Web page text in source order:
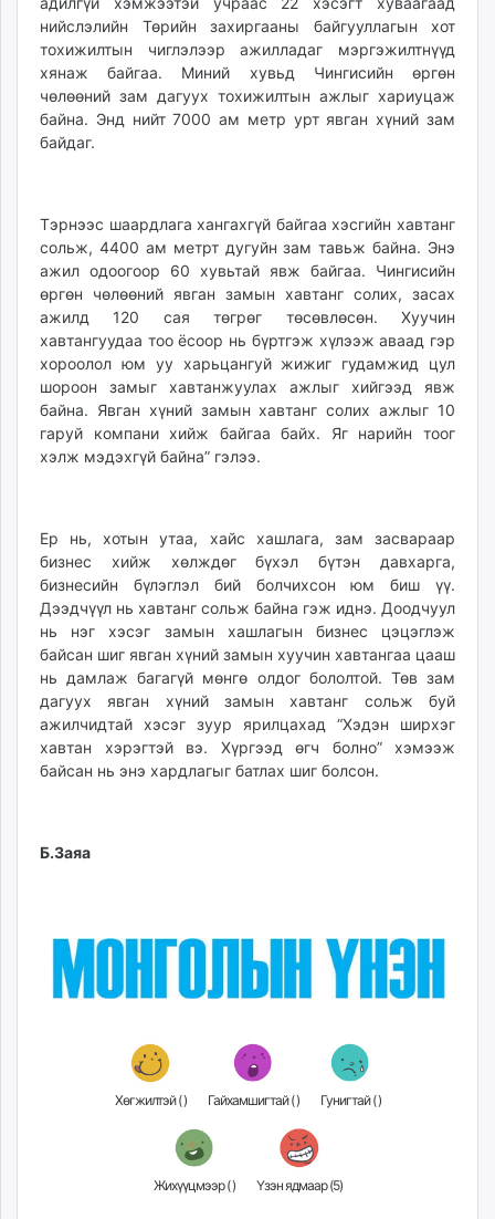
нийслэлийн Төрийн захиргааны байгууллагын хот
тохижилтын чиглэлээр ажилладаг мэргэжилтнүүд
хянаж байгаа. Миний хувьд Чингисийн өргөн
чөлөөний зам дагуух тохижилтын ажлыг хариуцаж
байна. Энд нийт 7000 ам метр урт явган хүний зам
байдаг.
Тэрнээс шаардлага хангахгүй байгаа хэсгийн хавтанг
сольж, 4400 ам метрт дугуйн зам тавьж байна. Энэ
ажил одоогоор 60 хувьтай явж байгаа. Чингисийн
өргөн чөлөөний явган замын хавтанг солих, засах
ажилд 120 сая төгрөг төсөвлөсөн. Хуучин
хавтангуудаа тоо ёсоор нь бүртгэж хүлээж аваад гэр
хороолол юм уу харьцангуй жижиг гудамжид цул
шороон замыг хавтанжуулах ажлыг хийгээд явж
байна. Явган хүний замын хавтанг солих ажлыг 10
гаруй компани хийж байгаа байх. Яг нарийн тоог
хэлж мэдэхгүй байна” гэлээ.
Ер нь, хотын утаа, хайс хашлага, зам засвараар
бизнес хийж хөлждөг бүхэл бүтэн давхарга,
бизнесийн бүлэглэл бий болчихсон юм биш үү.
Дээдчүүл нь хавтанг сольж байна гэж иднэ. Доодчуул
нь нэг хэсэг замын хашлагын бизнес цэцэглэж
байсан шиг явган хүний замын хуучин хавтангаа цааш
нь дамлаж багагүй мөнгө олдог бололтой. Төв зам
дагуух явган хүний замын хавтанг сольж буй
ажилчидтай хэсэг зуур ярилцахад “Хэдэн ширхэг
хавтан хэрэгтэй вэ. Хүргээд өгч болно” хэмээж
байсан нь энэ хардлагыг батлах шиг болсон.
Б.Заяа
Хөгжилтэй () Гайхамшигтай () Гунигтай ()
Жихүүцмээр () Үзэн ядмаар (5)